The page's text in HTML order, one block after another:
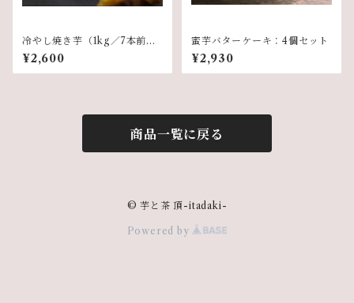
冷やし焼き芋（1kg／7本前
後）
¥2,600
蜜芋バターケーキ：4個セット
¥2,930
商品一覧に戻る
© 芋と茶 頂-itadaki-
Powered by